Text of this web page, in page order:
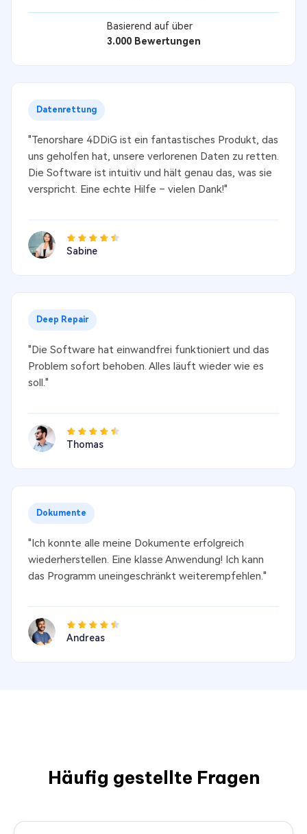
Basierend auf über
3.000 Bewertungen
Datenrettung
"Tenorshare 4DDiG ist ein fantastisches Produkt, das
uns geholfen hat, unsere verlorenen Daten zu retten.
Die Software ist intuitiv und hält genau das, was sie
verspricht. Eine echte Hilfe – vielen Dank!"
Sabine
Deep Repair
"Die Software hat einwandfrei funktioniert und das
Problem sofort behoben. Alles läuft wieder wie es
soll."
Thomas
Dokumente
"Ich konnte alle meine Dokumente erfolgreich
wiederherstellen. Eine klasse Anwendung! Ich kann
das Programm uneingeschränkt weiterempfehlen."
Andreas
Häufig gestellte Fragen